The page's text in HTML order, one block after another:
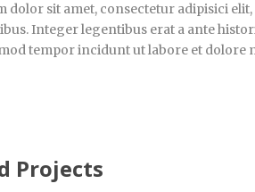
dolor sit amet, consectetur adipisici
Integer legentibus erat a ante
tempor incidunt ut labore et dolore
Projects